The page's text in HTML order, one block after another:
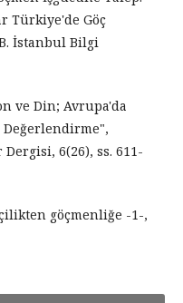
Türkiye'de Göç
İstanbul Bilgi
ve Din; Avrupa'da
Değerlendirme",
6(26), ss. 611-
göçmenliğe -1-,